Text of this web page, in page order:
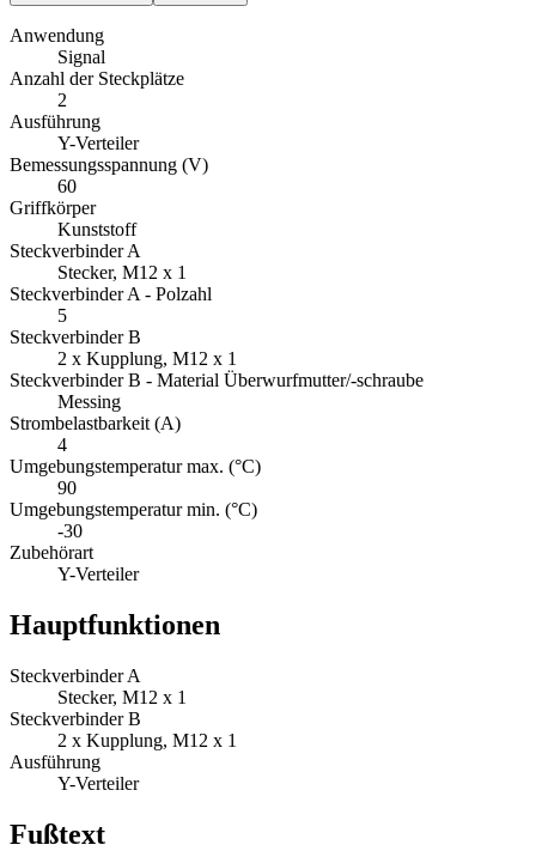
Anwendung
Signal
Anzahl der Steckplätze
2
Ausführung
Y-Verteiler
Bemessungsspannung (V)
60
Griffkörper
Kunststoff
Steckverbinder A
Stecker, M12 x 1
Steckverbinder A - Polzahl
5
Steckverbinder B
2 x Kupplung, M12 x 1
Steckverbinder B - Material Überwurfmutter/-schraube
Messing
Strombelastbarkeit (A)
4
Umgebungstemperatur max. (°C)
90
Umgebungstemperatur min. (°C)
-30
Zubehörart
Y-Verteiler
Hauptfunktionen
Steckverbinder A
Stecker, M12 x 1
Steckverbinder B
2 x Kupplung, M12 x 1
Ausführung
Y-Verteiler
Fußtext